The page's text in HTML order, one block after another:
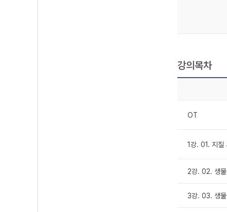
강의목차
OT
1강. 01. 지질
2강. 02. 생
3강. 03. 생물